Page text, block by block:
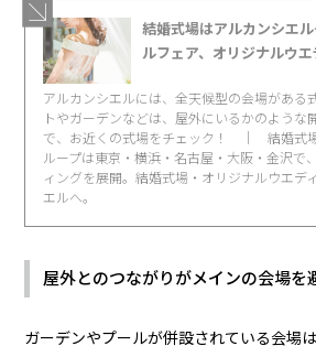
結婚式場はアルカンシエ
ルフェア、オリジナルウ
アルカンシエルには、全天候型の会場がある
トやガーデンなどは、屋外にいるかのような
で、お近くの式場をチェック！ ｜ 結婚式
ループは東京・横浜・名古屋・大阪・金沢で
ィングを展開。結婚式場・オリジナルウエデ
エルへ。
屋外とのつながりがメインの会場を
ガーデンやプールが併設されている会場